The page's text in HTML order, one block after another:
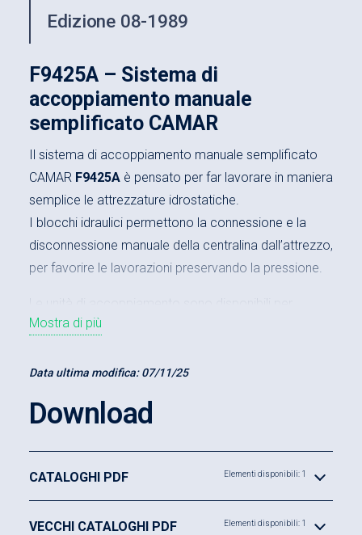
Edizione 08-1989
F9425A – Sistema di
accoppiamento manuale
semplificato CAMAR
Il sistema di accoppiamento manuale semplificato
CAMAR F9425A è pensato per far lavorare in maniera
semplice le attrezzature idrostatiche.
I blocchi idraulici permettono la connessione e la
disconnessione manuale della centralina dall’attrezzo,
per favorire le lavorazioni preservando la pressione.
Le unità di accoppiamento sono disponibili per
azionare cilindri a
Mostra di più
Data ultima modifica:07/11/25
Download
CATALOGHI PDF Elementi disponibili: 1
VECCHI CATALOGHI PDF Elementi disponibili: 1